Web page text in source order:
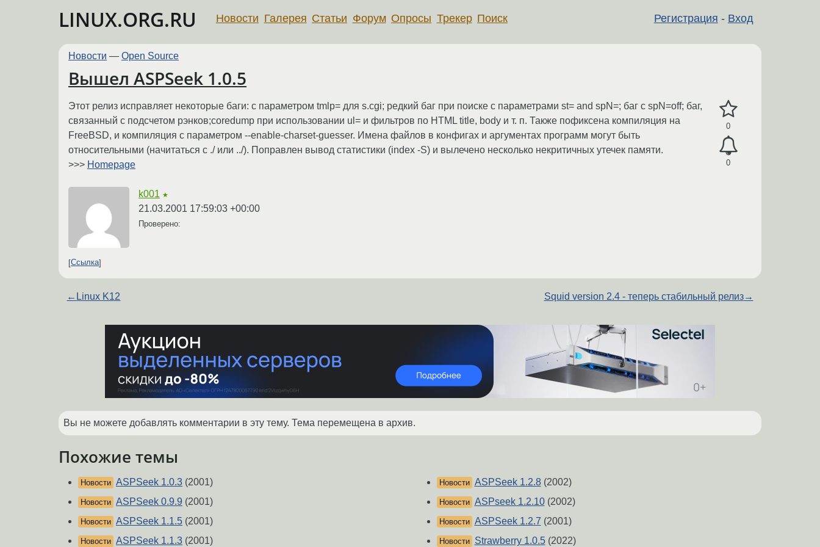
LINUX.ORG.RU Регистрация - Вход
Новости Галерея Статьи Форум Опросы Трекер Поиск
Новости — Open Source
Вышел ASPSeek 1.0.5
0
0
Этот релиз исправляет некоторые баги: с параметром tmlp= для s.cgi; редкий баг при поиске с параметрами st= and spN=; баг с spN=off; баг,
связанный с подсчетом рэнков;coredump при использовании ul= и фильтров по HTML title, body и т. п. Также пофиксена компиляция на
FreeBSD, и компиляция с параметром --enable-charset-guesser. Имена файлов в конфигах и аргументах программ могут быть
относительными (начитаться с ./ или ../). Поправлен вывод статистики (index -S) и вылечено несколько некритичных утечек памяти.
>>> Homepage
k001 ★
21.03.2001 17:59:03 +00:00
Проверено:
Ссылка
← Linux K12 Squid version 2.4 - теперь стабильный релиз→
Вы не можете добавлять комментарии в эту тему. Тема перемещена в архив.
Похожие темы
Новости ASPSeek 1.0.3 (2001)
Новости ASPSeek 0.9.9 (2001)
Новости ASPSeek 1.1.5 (2001)
Новости ASPSeek 1.1.3 (2001)
Новости ASPSeek 1.2.8(2002)
Новости ASPseek 1.2.10(2002)
Новости ASPSeek 1.2.7 (2001)
Новости Strawberry 1.0.5(2022)